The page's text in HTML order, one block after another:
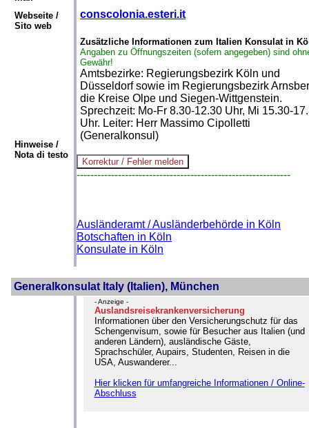
Webseite /
Sito web
conscolonia.esteri.it
Hinweise /
Nota di testo
Zusätzliche Informationen zum Italien Konsulat in
Angaben zu Öffnungszeiten (sofern angegeben) sind
Gewähr!
Amtsbezirke: Regierungsbezirk Köln und
Düsseldorf sowie im Regierungsbezirk
die Kreise Olpe und Siegen-Wittgenstein.
Sprechzeit: Mo-Fr 8.30-12.30 Uhr, Mi 15.30-
Uhr. Leiter: Herr Massimo Cipolletti
(Generalkonsul)
--------------------------------------------------------------
Ausländeramt / Ausländerbehörde in Köln
Botschaften in Köln
Konsulate in Köln
Generalkonsulat Italy (Italien), München
- Anzeige -
Auslandsreisekrankenversicherung
Informationen über den Versicherungschutz für das
Schengenvisum, sowie für Besucher aus Italien (und
anderen Ländern), ausländische Gäste,
Sprachschüler, Aupairs, Studenten, Reisen in die
USA, Auswanderer...
Hier klicken für umfangreiche Informationen / Online-
Abschluss